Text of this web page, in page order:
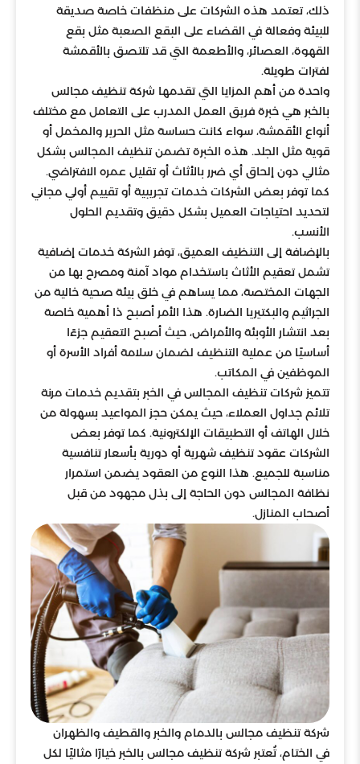
ذلك، تعتمد هذه الشركات على منظفات خاصة صديقة
للبيئة وفعالة في القضاء على البقع الصعبة مثل بقع
القهوة، العصائر، والأطعمة التي قد تلتصق بالأقمشة
لفترات طويلة.
واحدة من أهم المزايا التي تقدمها شركة تنظيف مجالس
بالخبر هي خبرة فريق العمل المدرب على التعامل مع مختلف
أنواع الأقمشة، سواء كانت حساسة مثل الحرير والمخمل أو
قوية مثل الجلد. هذه الخبرة تضمن تنظيف المجالس بشكل
مثالي دون إلحاق أي ضرر بالأثاث أو تقليل عمره الافتراضي.
كما توفر بعض الشركات خدمات تجريبية أو تقييم أولي مجاني
لتحديد احتياجات العميل بشكل دقيق وتقديم الحلول
الأنسب.
بالإضافة إلى التنظيف العميق، توفر الشركة خدمات إضافية
تشمل تعقيم الأثاث باستخدام مواد آمنة ومصرح بها من
الجهات المختصة، مما يساهم في خلق بيئة صحية خالية من
الجراثيم والبكتيريا الضارة. هذا الأمر أصبح ذا أهمية خاصة
بعد انتشار الأوبئة والأمراض، حيث أصبح التعقيم جزءًا
أساسيًا من عملية التنظيف لضمان سلامة أفراد الأسرة أو
الموظفين في المكاتب.
تتميز شركات تنظيف المجالس في الخبر بتقديم خدمات مرنة
تلائم جداول العملاء، حيث يمكن حجز المواعيد بسهولة من
خلال الهاتف أو التطبيقات الإلكترونية. كما توفر بعض
الشركات عقود تنظيف شهرية أو دورية بأسعار تنافسية
مناسبة للجميع. هذا النوع من العقود يضمن استمرار
نظافة المجالس دون الحاجة إلى بذل مجهود من قبل
أصحاب المنازل.
شركة تنظيف مجالس بالدمام والخبر والقطيف والظهران
في الختام، تُعتبر شركة تنظيف مجالس بالخبر خيارًا مثاليًا لكل